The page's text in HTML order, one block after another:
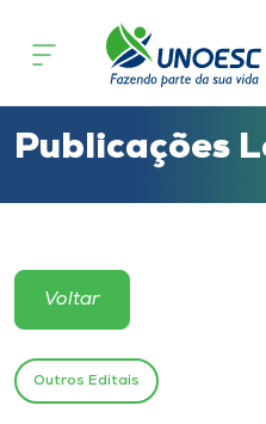
Cursos
Atendimento ao
Portal de Ensino
Publicações
Voltar
Outros Editais